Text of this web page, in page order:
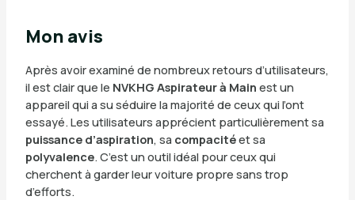
Mon avis
Après avoir examiné de nombreux retours d’utilisateurs,
il est clair que le NVKHG Aspirateur à Main est un
appareil qui a su séduire la majorité de ceux qui l’ont
essayé. Les utilisateurs apprécient particulièrement sa
puissance d’aspiration, sa compacitéet sa
polyvalence. C’est un outil idéal pour ceux qui
cherchent à garder leur voiture propre sans trop
d’efforts.